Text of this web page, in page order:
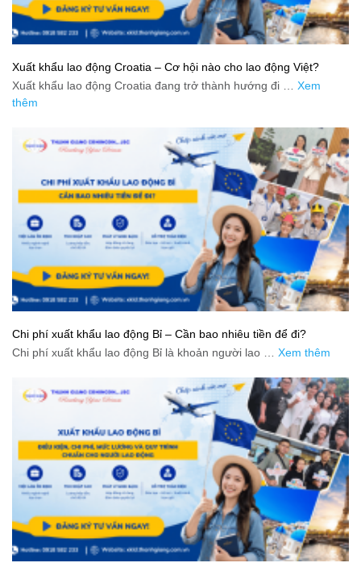
Xuất khẩu lao động Croatia – Cơ hội nào cho lao động Việt?
Xuất khẩu lao động Croatia đang trở thành hướng đi … Xem
thêm
Chi phí xuất khẩu lao động Bỉ – Cần bao nhiêu tiền để đi?
Chi phí xuất khẩu lao động Bỉ là khoản người lao … Xem thêm